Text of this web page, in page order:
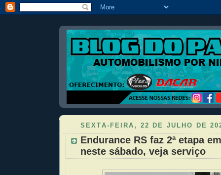
SEXTA-FEIRA, 22 DE JULHO DE
Endurance RS faz 2ª etapa
neste sábado, veja serviço